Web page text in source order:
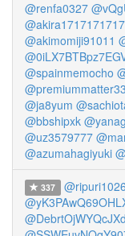
@renfa0327
@akira1717171717
@akimomiji91011
@spainmemocho
@premiummatter33
@ja8yum
@bbshipxk
@uz3579777
@azumahagiyuki
337 @ripuri1026